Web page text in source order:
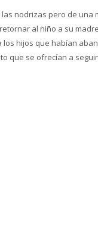
nodrizas pero de una
al niño a su
hijos que habían
que se ofrecían a